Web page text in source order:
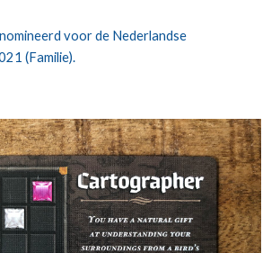
voor de Nederlandse
(Familie).